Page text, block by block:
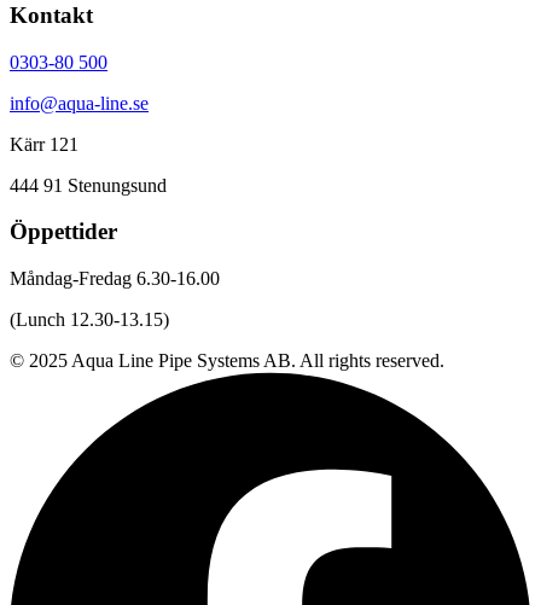
Kontakt
0303-80 500
info@aqua-line.se
Kärr 121
444 91 Stenungsund
Öppettider
Måndag-Fredag 6.30-16.00
(Lunch 12.30-13.15)
© 2025 Aqua Line Pipe Systems AB. All rights reserved.